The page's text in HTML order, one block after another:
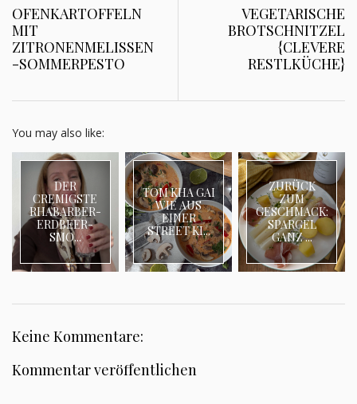
OFENKARTOFFELN
MIT
ZITRONENMELISSEN
-SOMMERPESTO
VEGETARISCHE
BROTSCHNITZEL
{CLEVERE
RESTLKÜCHE}
You may also like:
DER
CREMIGSTE
RHABARBER-
ERDBEER-
SMO...
TOM KHA GAI
WIE AUS
EINER
STREET KI...
ZURÜCK
ZUM
GESCHMACK:
SPARGEL
GANZ ...
Keine Kommentare:
Kommentar veröffentlichen